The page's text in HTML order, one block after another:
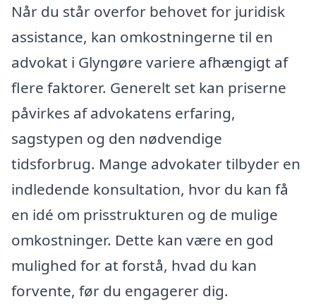
Når du står overfor behovet for juridisk
assistance, kan omkostningerne til en
advokat i Glyngøre variere afhængigt af
flere faktorer. Generelt set kan priserne
påvirkes af advokatens erfaring,
sagstypen og den nødvendige
tidsforbrug. Mange advokater tilbyder en
indledende konsultation, hvor du kan få
en idé om prisstrukturen og de mulige
omkostninger. Dette kan være en god
mulighed for at forstå, hvad du kan
forvente, før du engagerer dig.